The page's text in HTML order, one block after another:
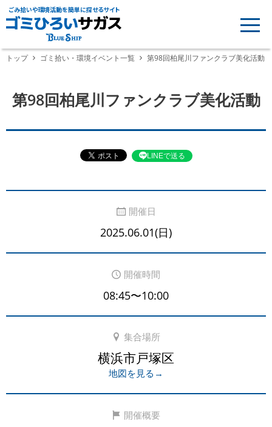
ごみ拾いや環境活動を簡単に探せるサイト
トップ ゴミ拾い・環境イベント一覧 第98回柏尾川ファンクラブ美化活動
第98回柏尾川ファンクラブ美化活動
LINEで送る
開催日
2025.06.01(日)
開催時間
08:45〜10:00
集合場所
横浜市戸塚区
地図を見る→
開催概要